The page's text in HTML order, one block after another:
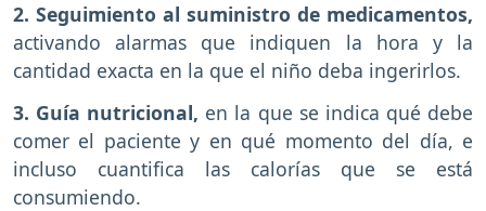
2. Seguimiento al suministro de medicamentos,
activando alarmas que indiquen la hora y la
cantidad exacta en la que el niño deba ingerirlos.
3. Guía nutricional, en la que se indica qué debe
comer el paciente y en qué momento del día, e
incluso cuantifica las calorías que se está
consumiendo.